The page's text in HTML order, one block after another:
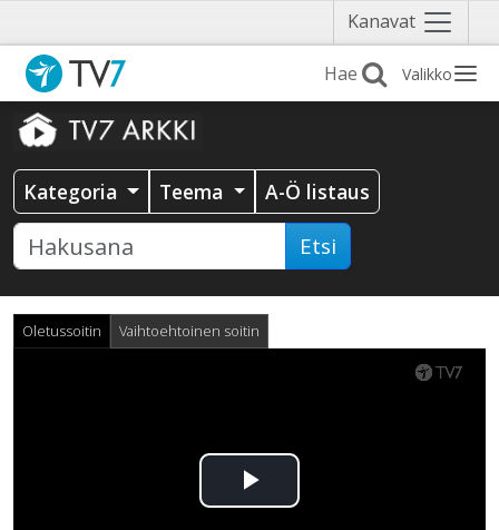
Kanavat Näytä
valikko
Valikko
Kategoria Teema A-Ö listaus
Etsi
Oletussoitin Vaihtoehtoinen soitin
Toista